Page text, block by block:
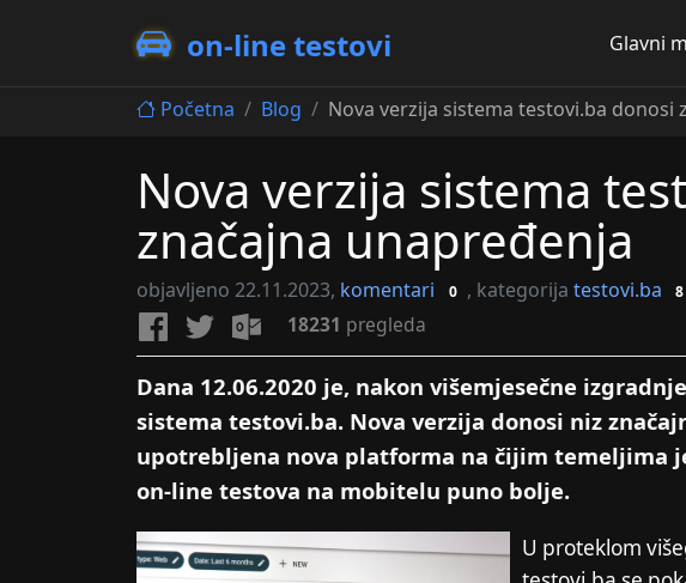
on-line testovi Glavni
Početna Blog Nova verzija sistema testovi.ba donosi
Nova verzija sistema
značajna unapređenja
objavljeno 22.11.2023, komentari 0 , kategorija testovi.ba 8
18231 pregleda
Dana 12.06.2020 je, nakon višemjesečne
sistema testovi.ba. Nova verzija donosi niz
upotrebljena nova platforma na čijim temeljima
on-line testova na mobitelu puno bolje.
U proteklom